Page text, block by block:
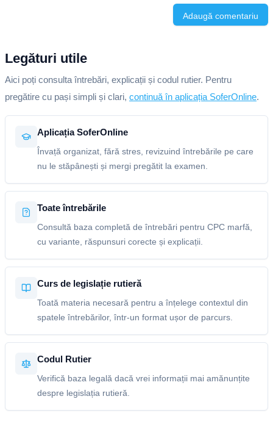
Adaugă comentariu
Legături utile
Aici poți consulta întrebări, explicații și codul rutier. Pentru
pregătire cu pași simpli și clari, continuă în aplicația SoferOnline.
Aplicația SoferOnline
Învață organizat, fără stres, revizuind întrebările pe care
nu le stăpânești și mergi pregătit la examen.
Toate întrebările
Consultă baza completă de întrebări pentru CPC marfă,
cu variante, răspunsuri corecte și explicații.
Curs de legislație rutieră
Toată materia necesară pentru a înțelege contextul din
spatele întrebărilor, într-un format ușor de parcurs.
Codul Rutier
Verifică baza legală dacă vrei informații mai amănunțite
despre legislația rutieră.